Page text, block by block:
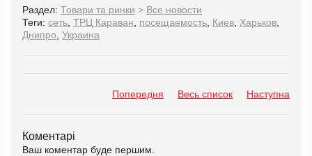
Раздел: Товари та ринки > Все новости
Теги: сеть ТРЦ Караван посещаемость Киев Харьков
Днипро Украина
Попередня Весь список Наступна
Коментарі
Ваш коментар буде першим.